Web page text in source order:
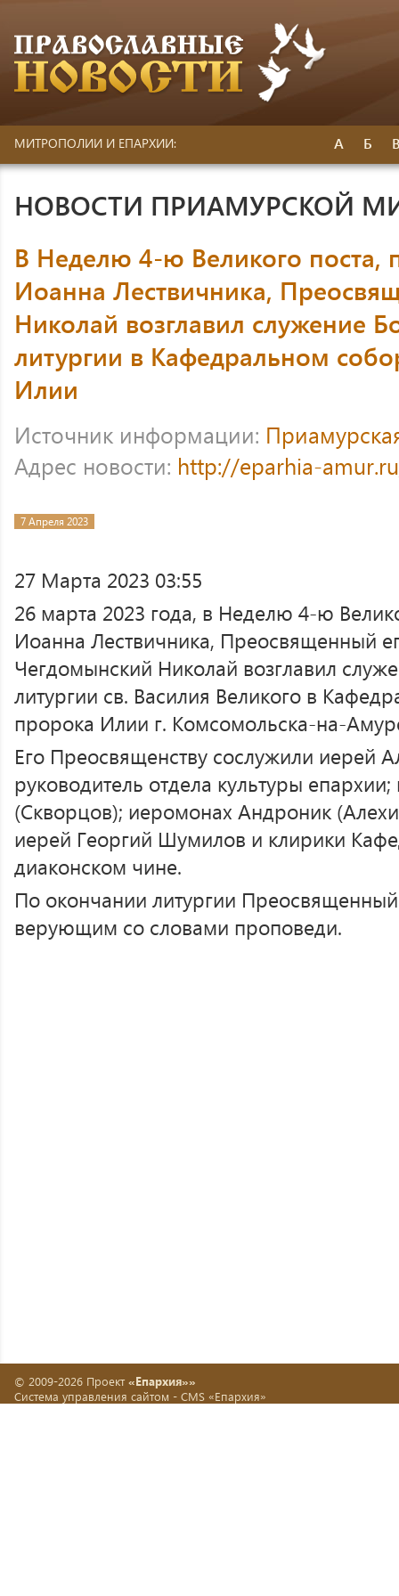
МИТРОПОЛИИ И ЕПАРХИИ: А Б
НОВОСТИ ПРИАМУРСКОЙ
В Неделю 4-ю Великого поста,
Иоанна Лествичника,
Николай возглавил служение
литургии в Кафедральном
Илии
Источник информации:
Адрес новости: http://eparhia-
7 Апреля 2023
27 Марта 2023 03:55
26 марта 2023 года, в Неделю 4-ю
Иоанна Лествичника, Преосвященный
Чегдомынский Николай возглавил
литургии св. Василия Великого в
пророка Илии г. Комсомольска-на-
Его Преосвященству сослужили иерей
руководитель отдела культуры
(Скворцов); иеромонах Андроник
иерей Георгий Шумилов и клирики
диаконском чине.
По окончании литургии
верующим со словами проповеди.
© 2009-2026 Проект «Епархия»»
Система управления сайтом - CMS «Епархия»